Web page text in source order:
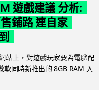
遊戲建議 分析:
鋪路 連自家
站上，對遊戲玩家要為電腦配
軟同時新推出的 8GB RAM 入